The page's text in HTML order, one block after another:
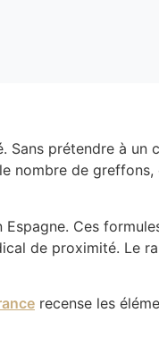
prétendre à un
nombre de
Ces
de proximité. Le
recense les